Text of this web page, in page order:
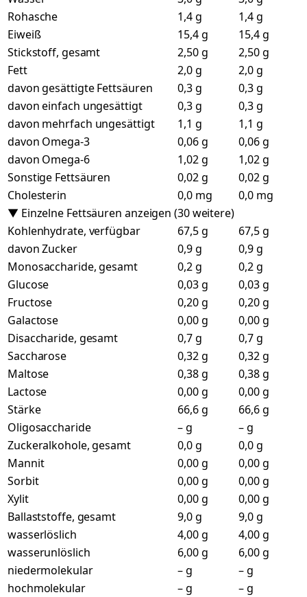
Rohasche
1,4 g
1,4 g
Eiweiß
15,4 g
15,4 g
Stickstoff, gesamt
2,50 g
2,50 g
Fett
2,0 g
2,0 g
davon gesättigte Fettsäuren
0,3 g
0,3 g
davon einfach ungesättigt
0,3 g
0,3 g
davon mehrfach ungesättigt
1,1 g
1,1 g
davon Omega-3
0,06 g
0,06 g
davon Omega-6
1,02 g
1,02 g
Sonstige Fettsäuren
0,02 g
0,02 g
Cholesterin
0,0 mg
0,0 mg
▼ Einzelne Fettsäuren anzeigen (30 weitere)
Kohlenhydrate, verfügbar
67,5 g
67,5 g
davon Zucker
0,9 g
0,9 g
Monosaccharide, gesamt
0,2 g
0,2 g
Glucose
0,03 g
0,03 g
Fructose
0,20 g
0,20 g
Galactose
0,00 g
0,00 g
Disaccharide, gesamt
0,7 g
0,7 g
Saccharose
0,32 g
0,32 g
Maltose
0,38 g
0,38 g
Lactose
0,00 g
0,00 g
Stärke
66,6 g
66,6 g
Oligosaccharide
– g
– g
Zuckeralkohole, gesamt
0,0 g
0,0 g
Mannit
0,00 g
0,00 g
Sorbit
0,00 g
0,00 g
Xylit
0,00 g
0,00 g
Ballaststoffe, gesamt
9,0 g
9,0 g
wasserlöslich
4,00 g
4,00 g
wasserunlöslich
6,00 g
6,00 g
niedermolekular
– g
– g
hochmolekular
– g
– g